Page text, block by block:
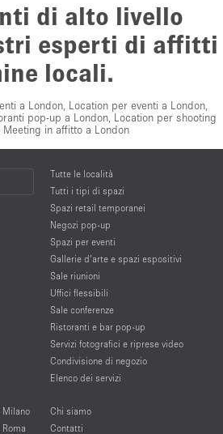
di alto livello
esperti di affitti
locali.
a London Location per eventi a London
pop-up a London Location per shooting
Meeting in affitto a London
Tutte le località
Tutti i tipi di spazi
Spazi retail temporanei
Negozi pop-up
Spazi per eventi
Gallerie d’arte e spazi espositivi
Sale riunioni
Uffici flessibili
Sale conferenze
Ristoranti e bar pop-up
Servizi fotografici e riprese video
Condivisione di negozio
Elenco dei servizi
Milano
Chi siamo
Contatti